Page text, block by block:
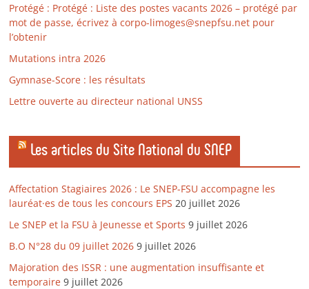
Protégé : Protégé : Liste des postes vacants 2026 – protégé par
mot de passe, écrivez à corpo-limoges@snepfsu.net pour
l’obtenir
Mutations intra 2026
Gymnase-Score : les résultats
Lettre ouverte au directeur national UNSS
Les articles du Site National du SNEP
Affectation Stagiaires 2026 : Le SNEP-FSU accompagne les
lauréat·es de tous les concours EPS 20 juillet 2026
Le SNEP et la FSU à Jeunesse et Sports 9 juillet 2026
B.O N°28 du 09 juillet 2026 9 juillet 2026
Majoration des ISSR : une augmentation insuffisante et
temporaire 9 juillet 2026